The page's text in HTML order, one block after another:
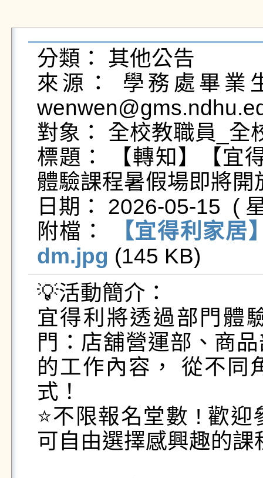
分類： 其他公告
來源： 學務處畢業
對象： 全校教職員_全
標題： 【轉知】【宜
體驗課程暑假場即將開
日期： 2026-05-15  (
附檔：
【宜得利家
dm.jpg (145 KB)
💡活動簡介：
宜得利將透過部門體
門：店舖營運部、商
的工作內容， 從不同
式！
⭐️不限報名堂數 ! 歡
可自由選擇感興趣的課